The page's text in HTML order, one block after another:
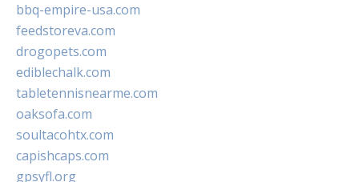
bbq-empire-usa.com
feedstoreva.com
drogopets.com
ediblechalk.com
tabletennisnearme.com
oaksofa.com
soultacohtx.com
capishcaps.com
gpsyfl.org